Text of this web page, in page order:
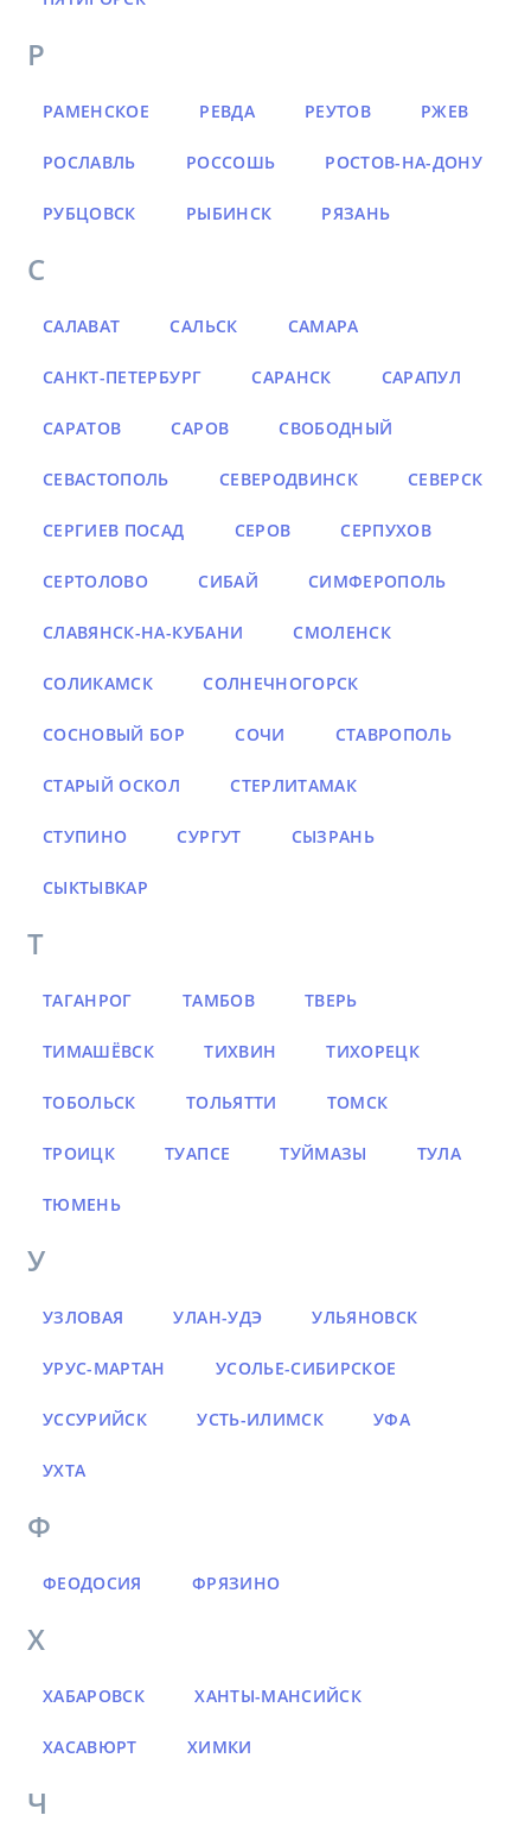
Р
РАМЕНСКОЕ РЕВДА РЕУТОВ РЖЕВ
РОСЛАВЛЬ РОССОШЬ РОСТОВ-НА-ДОНУ
РУБЦОВСК РЫБИНСК РЯЗАНЬ
С
САЛАВАТ САЛЬСК САМАРА
САНКТ-ПЕТЕРБУРГ САРАНСК САРАПУЛ
САРАТОВ САРОВ СВОБОДНЫЙ
СЕВАСТОПОЛЬ СЕВЕРОДВИНСК СЕВЕРСК
СЕРГИЕВ ПОСАД СЕРОВ СЕРПУХОВ
СЕРТОЛОВО СИБАЙ СИМФЕРОПОЛЬ
СЛАВЯНСК-НА-КУБАНИ СМОЛЕНСК
СОЛИКАМСК СОЛНЕЧНОГОРСК
СОСНОВЫЙ БОР СОЧИ СТАВРОПОЛЬ
СТАРЫЙ ОСКОЛ СТЕРЛИТАМАК
СТУПИНО СУРГУТ СЫЗРАНЬ
СЫКТЫВКАР
Т
ТАГАНРОГ ТАМБОВ ТВЕРЬ
ТИМАШЁВСК ТИХВИН ТИХОРЕЦК
ТОБОЛЬСК ТОЛЬЯТТИ ТОМСК
ТРОИЦК ТУАПСЕ ТУЙМАЗЫ ТУЛА
ТЮМЕНЬ
У
УЗЛОВАЯ УЛАН-УДЭ УЛЬЯНОВСК
УРУС-МАРТАН УСОЛЬЕ-СИБИРСКОЕ
УССУРИЙСК УСТЬ-ИЛИМСК УФА
УХТА
Ф
ФЕОДОСИЯ ФРЯЗИНО
Х
ХАБАРОВСК ХАНТЫ-МАНСИЙСК
ХАСАВЮРТ ХИМКИ
Ч